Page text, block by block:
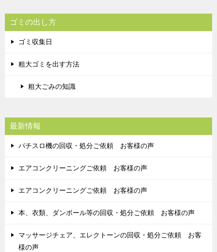
ゴミの出し方
ゴミ収集日
粗大ゴミを出す方法
粗大ごみの知識
最新情報
パチスロ機の回収・処分ご依頼 お客様の声
エアコンクリーニングご依頼 お客様の声
エアコンクリーニングご依頼 お客様の声
本、衣類、ダンボール等の回収・処分ご依頼 お客様の声
マッサージチェア、エレクトーンの回収・処分ご依頼 お客
様の声